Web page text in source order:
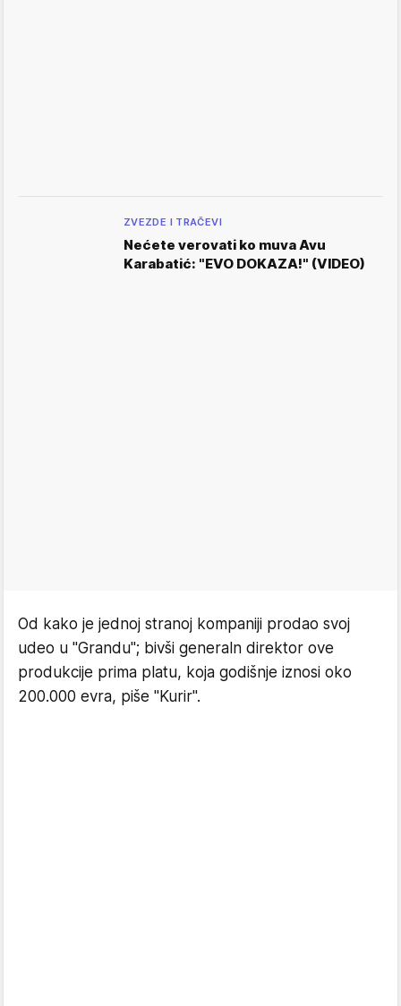
ZVEZDE I TRAČEVI
Nećete verovati ko muva Avu
Karabatić: "EVO DOKAZA!" (VIDEO)
Od kako je jednoj stranoj kompaniji prodao svoj
udeo u "Grandu"; bivši generaln direktor ove
produkcije prima platu, koja godišnje iznosi oko
200.000 evra, piše "Kurir".